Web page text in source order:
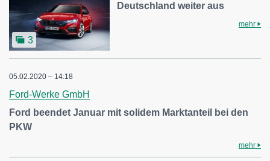
3
Deutschland weiter aus
mehr
05.02.2020 – 14:18
Ford-Werke GmbH
Ford beendet Januar mit solidem Marktanteil bei den
PKW
mehr